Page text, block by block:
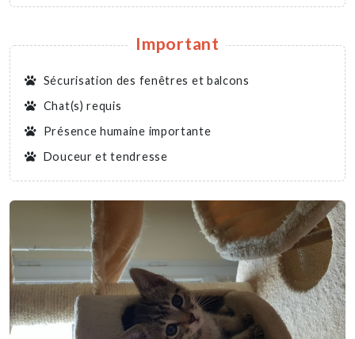
Important
Sécurisation des fenêtres et balcons
Chat(s) requis
Présence humaine importante
Douceur et tendresse